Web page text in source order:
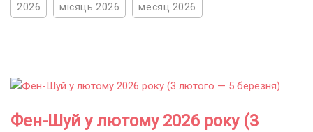
2026 місяць 2026 месяц 2026
Фен-Шуй у лютому 2026 року (3